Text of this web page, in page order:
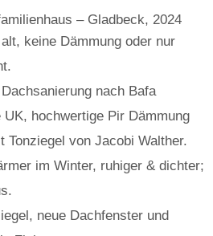
– Gladbeck, 2024
keine Dämmung oder nur
nach Bafa
UK, hochwertige Pir Dämmung
Tonziegel von Jacobi Walther.
im Winter, ruhiger & dichter;
neue Dachfenster und